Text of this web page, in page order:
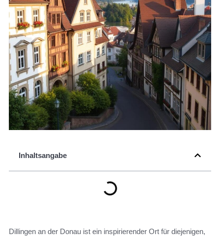
Inhaltsangabe
Dillingen an der Donau ist ein inspirierender Ort für diejenigen,